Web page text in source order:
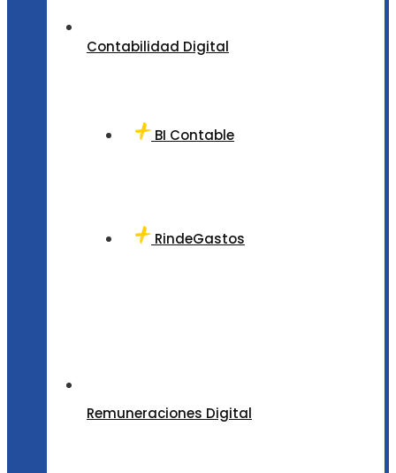
Contabilidad Digital
BI Contable
RindeGastos
Remuneraciones Digital